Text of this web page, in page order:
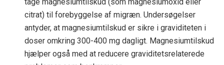
citrat) til forebyggelse af migræn. Undersøgelser
antyder, at magnesiumtilskud er sikre i graviditeten i
doser omkring 300-400 mg dagligt. Magnesiumtilskud
hjælper også med at reducere graviditetsrelaterede